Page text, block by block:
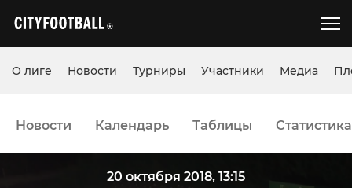
О лиге Новости Турниры Участники Медиа
Новости Календарь Таблицы Статистика
20 октября 2018, 13:15